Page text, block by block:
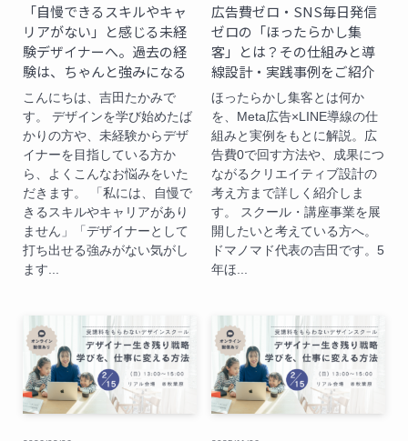
「自慢できるスキルやキャ
リアがない」と感じる未経
験デザイナーへ。過去の経
験は、ちゃんと強みになる
こんにちは、吉田たかみで
す。 デザインを学び始めたば
かりの方や、未経験からデザ
イナーを目指している方か
ら、よくこんなお悩みをいた
だきます。 「私には、自慢で
きるスキルやキャリアがあり
ません」「デザイナーとして
打ち出せる強みがない気がし
ます...
広告費ゼロ・SNS毎日発信
ゼロの「ほったらかし集
客」とは？その仕組みと導
線設計・実践事例をご紹介
ほったらかし集客とは何か
を、Meta広告×LINE導線の仕
組みと実例をもとに解説。広
告費0で回す方法や、成果につ
ながるクリエイティブ設計の
考え方まで詳しく紹介しま
す。 スクール・講座事業を展
開したいと考えている方へ。
ドマノマド代表の吉田です。5
年ほ...